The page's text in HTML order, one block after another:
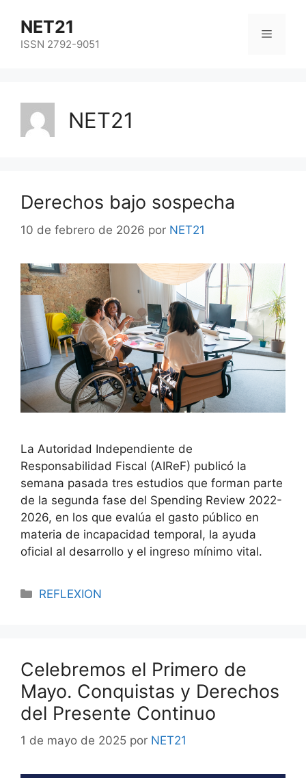
NET21
ISSN 2792-9051
NET21
Derechos bajo sospecha
10 de febrero de 2026 por NET21
La Autoridad Independiente de
Responsabilidad Fiscal (AIReF) publicó la
semana pasada tres estudios que forman parte
de la segunda fase del Spending Review 2022-
2026, en los que evalúa el gasto público en
materia de incapacidad temporal, la ayuda
oficial al desarrollo y el ingreso mínimo vital.
REFLEXION
Celebremos el Primero de
Mayo. Conquistas y Derechos
del Presente Continuo
1 de mayo de 2025 por NET21